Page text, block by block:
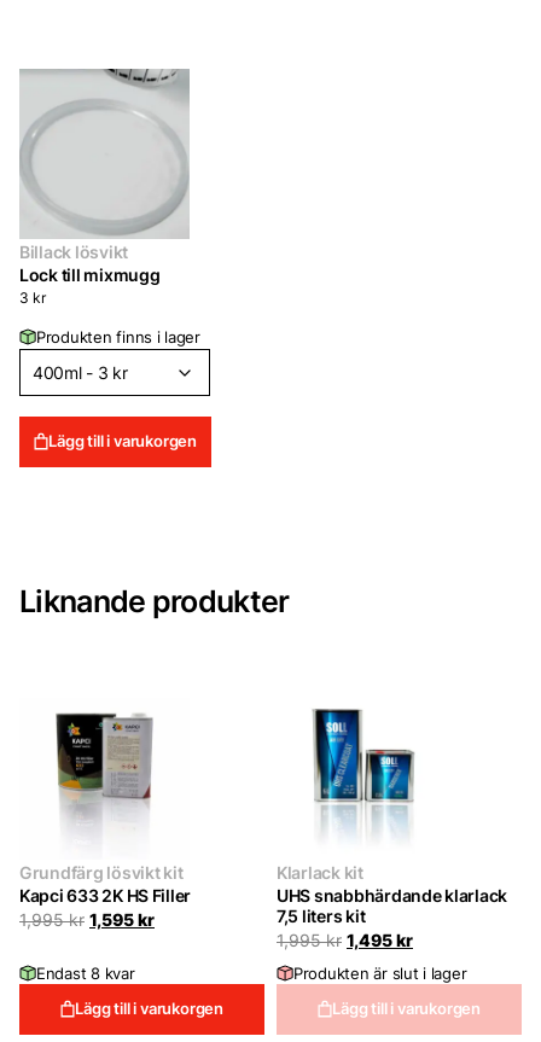
Billack lösvikt
Lock till mixmugg
3 kr
Produkten finns i lager
Lägg till i varukorgen
Liknande produkter
Grundfärg lösvikt kit
Kapci 633 2K HS Filler
1,995kr Det
var:
1,595krDet
Endast 8 kvar
Lägg till i varukorgen
Klarlack kit
UHS snabbhärdande klarlack
7,5 liters kit
1,995kr Det
priset
1,995 kr.
1,495krDet
priset
1,495 kr.
Produkten är slut i lager
Lägg till i varukorgen